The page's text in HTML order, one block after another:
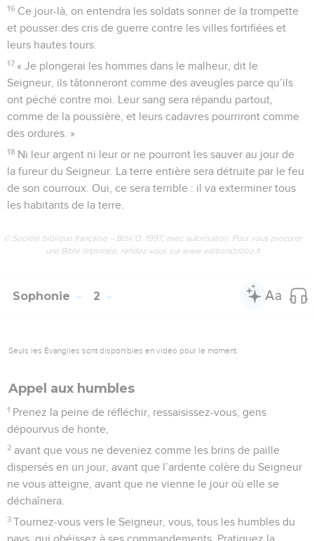
16 Ce jour-là, on entendra les soldats sonner de la trompette
et pousser des cris de guerre contre les villes fortifiées et
leurs hautes tours.
17 « Je plongerai les hommes dans le malheur, dit le
Seigneur, ils tâtonneront comme des aveugles parce qu’ils
ont péché contre moi. Leur sang sera répandu partout,
comme de la poussière, et leurs cadavres pourriront comme
des ordures. »
18 Ni leur argent ni leur or ne pourront les sauver au jour de
la fureur du Seigneur. La terre entière sera détruite par le feu
de son courroux. Oui, ce sera terrible : il va exterminer tous
les habitants de la terre.
© Société biblique française – Bibli’O, 1997, avec autorisation. Pour vous procurer
une Bible imprimée, rendez-vous sur www.editionsbiblio.fr
Sophonie 2
Seuls les Évangiles sont disponibles en vidéo pour le moment.
Appel aux humbles
1 Prenez la peine de réfléchir, ressaisissez-vous, gens
dépourvus de honte,
2 avant que vous ne deveniez comme les brins de paille
dispersés en un jour, avant que l’ardente colère du Seigneur
ne vous atteigne, avant que ne vienne le jour où elle se
déchaînera.
3 Tournez-vous vers le Seigneur, vous, tous les humbles du
pays, qui obéissez à ses commandements. Pratiquez la